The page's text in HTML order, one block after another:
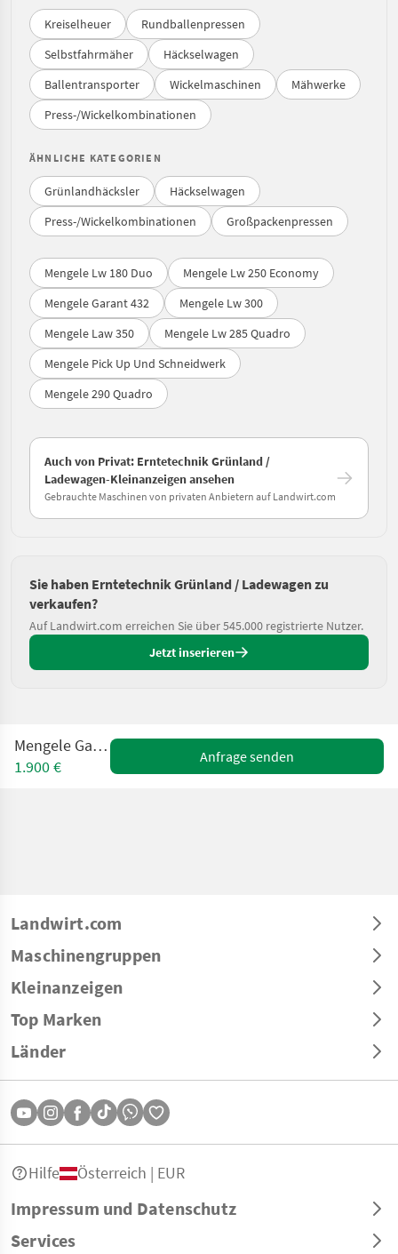
Kreiselheuer
Rundballenpressen
Selbstfahrmäher
Häckselwagen
Ballentransporter
Wickelmaschinen
Mähwerke
Press-/Wickelkombinationen
ÄHNLICHE KATEGORIEN
Grünlandhäcksler
Häckselwagen
Press-/Wickelkombinationen
Großpackenpressen
Mengele Lw 180 Duo
Mengele Lw 250 Economy
Mengele Garant 432
Mengele Lw 300
Mengele Law 350
Mengele Lw 285 Quadro
Mengele Pick Up Und Schneidwerk
Mengele 290 Quadro
Auch von Privat: Erntetechnik Grünland /
Ladewagen-Kleinanzeigen ansehen
Gebrauchte Maschinen von privaten Anbietern auf Landwirt.com
Sie haben Erntetechnik Grünland / Ladewagen zu
verkaufen?
Auf Landwirt.com erreichen Sie über 545.000 registrierte Nutzer.
Jetzt inserieren
Mengele Garant 325
1.900 €
Anfrage senden
Landwirt.com
Maschinengruppen
Kleinanzeigen
Top Marken
Länder
Impressum und Datenschutz
Services
Hilfe Österreich | EUR